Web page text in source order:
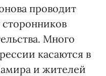
проводит
Много
касаются в
и жителей